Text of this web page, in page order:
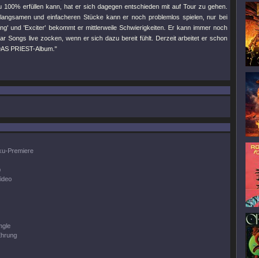
erfüllen kann, hat er sich dagegen entschieden mit auf Tour zu gehen.
und einfacheren Stücke kann er noch problemlos spielen, nur bei
und 'Exciter' bekommt er mittlerweile Schwierigkeiten. Er kann immer noch
Songs live zocken, wenn er sich dazu bereit fühlt. Derzeit arbeitet er schon
PRIEST-Album."
Premiere